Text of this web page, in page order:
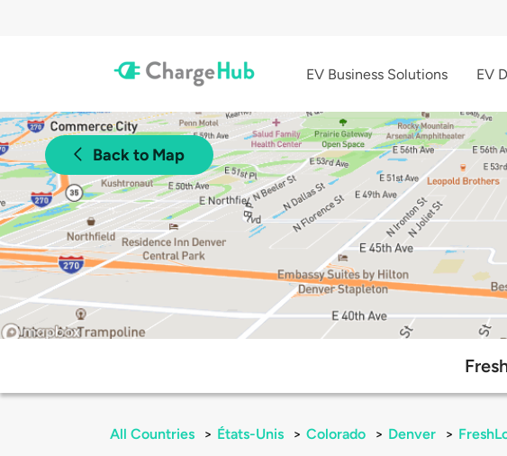
EV Business Solutions EV
Back to Map
All Countries > États-Unis > Colorado > Denver >